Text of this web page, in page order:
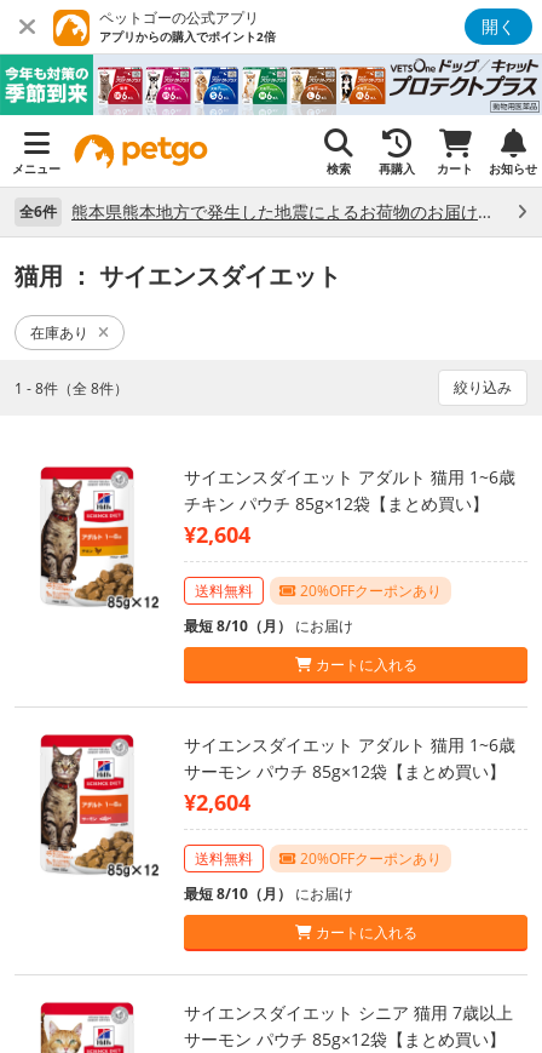
ペットゴーの公式アプリ
アプリからの購入でポイント2倍 開く
メニュー 検索 再購入 カート お知らせ
全6件 熊本県熊本地方で発生した地震によるお荷物のお届け状況について （7/28）
猫用 ： サイエンスダイエット
在庫あり
1 - 8件（全 8件） 絞り込み
サイエンスダイエット アダルト 猫用 1~6歳
チキン パウチ 85g×12袋【まとめ買い】
¥2,604
送料無料
20%OFFクーポンあり
最短 8/10（月） にお届け
カートに入れる
サイエンスダイエット アダルト 猫用 1~6歳
サーモン パウチ 85g×12袋【まとめ買い】
¥2,604
送料無料
20%OFFクーポンあり
最短 8/10（月） にお届け
カートに入れる
サイエンスダイエット シニア 猫用 7歳以上
サーモン パウチ 85g×12袋【まとめ買い】